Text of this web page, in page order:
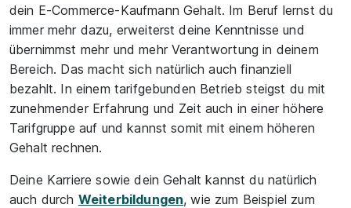
dein E-Commerce-Kaufmann Gehalt. Im Beruf lernst du
immer mehr dazu, erweiterst deine Kenntnisse und
übernimmst mehr und mehr Verantwortung in deinem
Bereich. Das macht sich natürlich auch finanziell
bezahlt. In einem tarifgebunden Betrieb steigst du mit
zunehmender Erfahrung und Zeit auch in einer höhere
Tarifgruppe auf und kannst somit mit einem höheren
Gehalt rechnen.
Deine Karriere sowie dein Gehalt kannst du natürlich
auch durch Weiterbildungen, wie zum Beispiel zum